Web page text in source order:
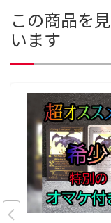
この商品を
います